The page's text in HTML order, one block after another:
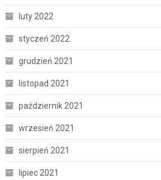
luty 2022
styczeń 2022
grudzień 2021
listopad 2021
październik 2021
wrzesień 2021
sierpień 2021
lipiec 2021